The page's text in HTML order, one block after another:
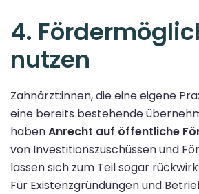
4.
nutzen
Zahnärzt:innen, die eine eigene
eine bereits bestehende
habenAnrecht auf öffentliche
von Investitionszuschüssen und
lassen sich zum Teil sogar
Für Existenzgründungen und